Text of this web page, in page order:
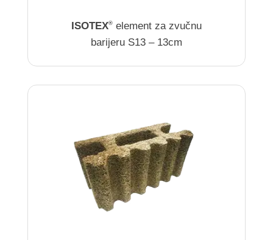
ISOTEX®element za zvučnu
barijeru S13 – 13cm